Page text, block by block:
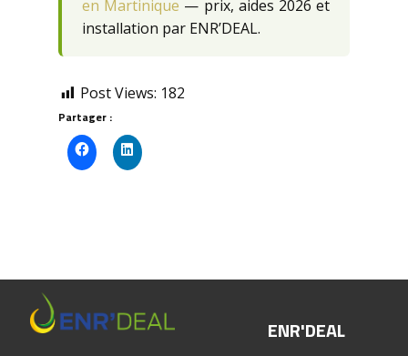
en Martinique — prix, aides 2026 et
installation par ENR’DEAL.
Post Views: 182
Partager :
ENR'DEAL